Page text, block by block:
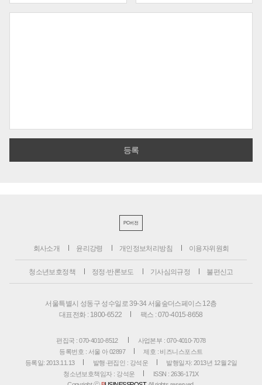
PC버전
회사소개 윤리강령 개인정보처리방침 이용자위원회
청소년보호정책 정정·반론보도 기사심의규정 불편신고
서울특별시 성동구 성수일로 39-34 서울숲더스페이스 12층
대표전화 : 1800-6522
팩스 : 070-4015-8658
편집국 : 070-4010-8512
사업본부 : 070-4010-7078
등록번호 : 서울 아 02897
제호 : 비즈니스포스트
등록일: 2013.11.13
발행·편집인 : 강석운
발행일자: 2013년 12월 2일
청소년보호책임자 : 강석운
ISSN : 2636-171X